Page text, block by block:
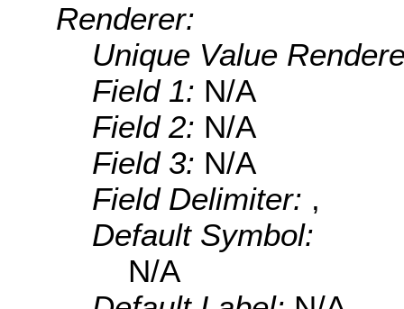
Renderer:
Unique Value
Field 1: N/A
Field 2: N/A
Field 3: N/A
Field Delimiter: ,
Default Symbol:
N/A